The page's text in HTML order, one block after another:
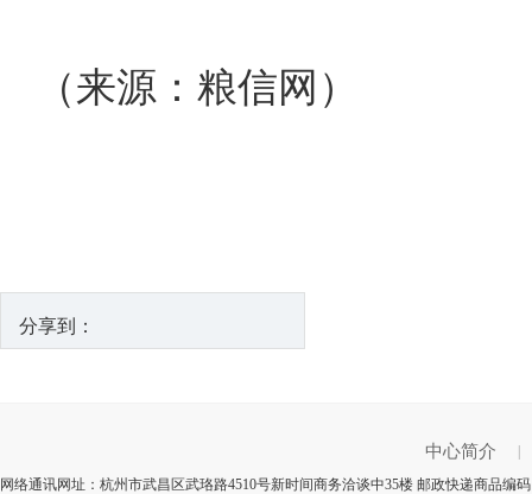
（来源：粮信网）
分享到：
中心简介
网络通讯网址：杭州市武昌区武珞路4510号新时间商务洽谈中35楼 邮政快递商品编